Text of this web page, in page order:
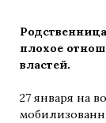
плохое
властей.
27 января на